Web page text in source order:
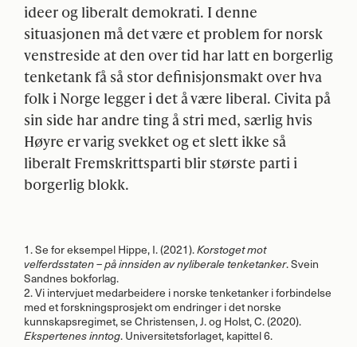
ideer og liberalt demokrati. I denne
situasjonen må det være et problem for norsk
venstreside at den over tid har latt en borgerlig
tenketank få så stor definisjonsmakt over hva
folk i Norge legger i det å være liberal. Civita på
sin side har andre ting å stri med, særlig hvis
Høyre er varig svekket og et slett ikke så
liberalt Fremskrittsparti blir største parti i
borgerlig blokk.
1. Se for eksempel Hippe, I. (2021).Korstoget mot
velferdsstaten – på innsiden av nyliberale tenketanker. Svein
Sandnes bokforlag.
2. Vi intervjuet medarbeidere i norske tenketanker i forbindelse
med et forskningsprosjekt om endringer i det norske
kunnskapsregimet, se Christensen, J. og Holst, C. (2020).
Ekspertenes inntog. Universitetsforlaget, kapittel 6.